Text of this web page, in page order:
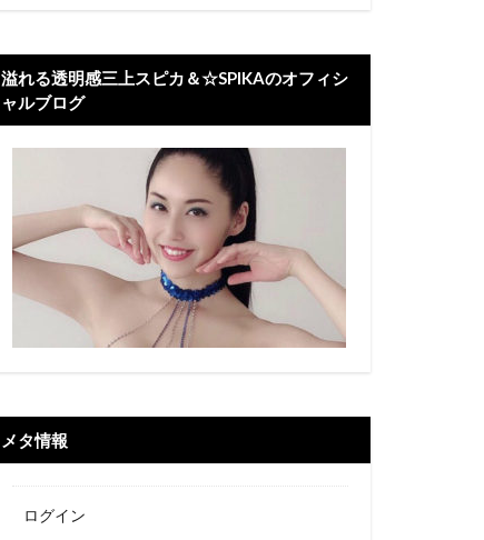
溢れる透明感三上スピカ＆☆SPIKAのオフィシ
ャルブログ
メタ情報
ログイン